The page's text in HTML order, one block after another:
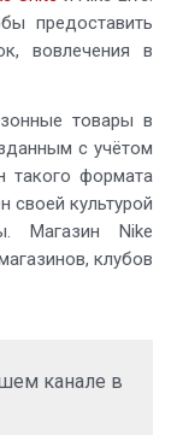
предоставить
вовлечения в
товары в
с учётом
такого формата
своей культурой
Магазин Nike
клубов
канале в